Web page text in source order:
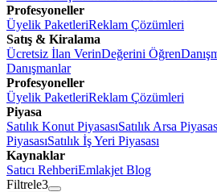
Profesyoneller
Üyelik PaketleriReklam Çözümleri
Satış & Kiralama
Ücretsiz İlan VerinDeğerini Öğren
Danışmanlar
Profesyoneller
Üyelik PaketleriReklam Çözümleri
Piyasa
Satılık Konut PiyasasıSatılık Arsa
PiyasasıSatılık İş Yeri Piyasası
Kaynaklar
Satıcı RehberiEmlakjet Blog
Filtrele3